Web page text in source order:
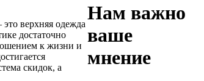
верхняя одежда
достаточно
к жизни и
скидок, а
Нам важно
ваше
мнение